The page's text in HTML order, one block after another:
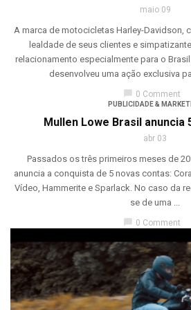
maio 09
A marca de motocicletas Harley-Davidson,
lealdade de seus clientes e
relacionamento especialmente para o
desenvolveu uma ação exclusiva
chat_bubble 0 Comment
PUBLICIDADE &
Mullen Lowe Brasil anuncia
abr 03
Passados os três primeiros meses de
anuncia a conquista de 5 novas contas:
Vídeo, Hammerite e Sparlack. No caso da
se de uma ...
chat_bubble 0 Comment